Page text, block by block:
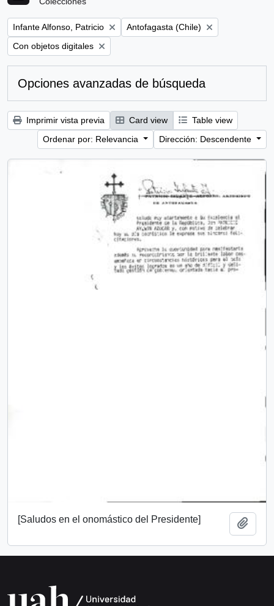
Remove filter:
Infante Alfonso, Patricio Remove filter:
Antofagasta (Chile)
Remove filter:
Con objetos digitales
Opciones avanzadas de búsqueda
Imprimir vista previa Card view
Table view
Ordenar por: Relevancia
Dirección: Descendente
[Saludos en el onomástico del Presidente]